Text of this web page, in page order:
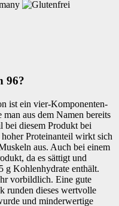
96?
ist ein vier-Komponenten-
aus dem Namen bereits
bei diesem Produkt bei
Proteinanteil wirkt sich
aus. Auch bei einem
da es sättigt und
g Kohlenhydrate enthält.
vorbildlich. Eine gute
runden dieses wertvolle
und minderwertige